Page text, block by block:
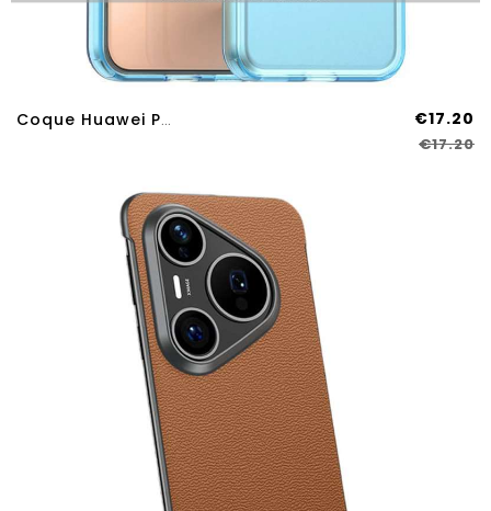
Coque Huawei Pura 80 Pro MagSafe Givrée €17.20
€17.20